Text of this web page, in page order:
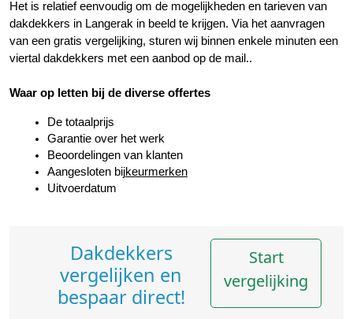
Het is relatief eenvoudig om de mogelijkheden en tarieven van
dakdekkers in Langerak in beeld te krijgen. Via het aanvragen
van een gratis vergelijking, sturen wij binnen enkele minuten een
viertal dakdekkers met een aanbod op de mail..
Waar op letten bij de diverse offertes
De totaalprijs
Garantie over het werk
Beoordelingen van klanten
Aangesloten bijkeurmerken
Uitvoerdatum
Dakdekkers
vergelijken en
bespaar direct!
Start
vergelijking